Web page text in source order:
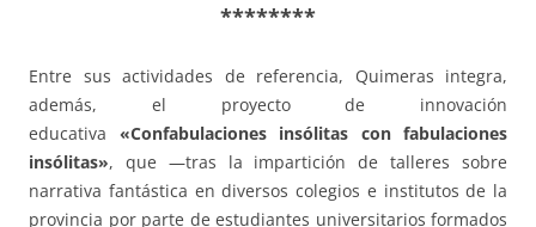
********
Entre sus actividades de referencia, Quimeras integra,
además, el proyecto de innovación
educativa «Confabulaciones insólitas con fabulaciones
insólitas», que —tras la impartición de talleres sobre
narrativa fantástica en diversos colegios e institutos de la
provincia por parte de estudiantes universitarios formados